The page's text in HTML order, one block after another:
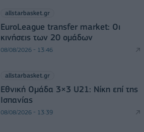
allstarbasket.gr
EuroLeague transfer market: Οι
κινήσεις των 20 ομάδων
08/08/2026 - 13:46
allstarbasket.gr
Εθνική Ομάδα 3×3 U21: Νίκη επί της
Ισπανίας
08/08/2026 - 13:39